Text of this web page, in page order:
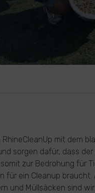
mit dem
sorgen dafür, dass
zur Bedrohung für
für ein Cleanup
und Müllsäcken sind